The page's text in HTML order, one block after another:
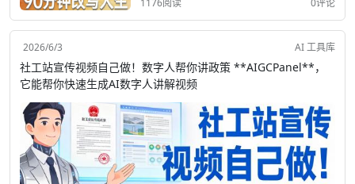
2026/6/3 AI 工具库
社工站宣传视频自己做！数字人帮你讲政策 **AIGCPanel**，
它能帮你快速生成AI数字人讲解视频